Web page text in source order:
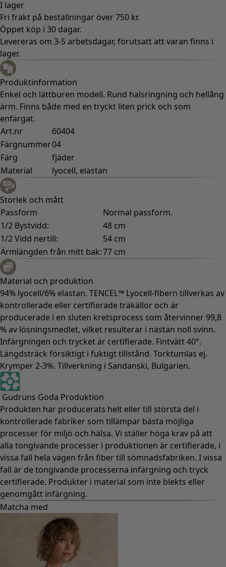
I lager
Fri frakt på beställningar över 750 kr.
Öppet köp i 30 dagar.
Levereras om 3-5 arbetsdagar, förutsatt att varan finns i
lager.
Produktinformation
Enkel och lättburen modell. Rund halsringning och hellång
ärm. Finns både med en tryckt liten prick och som
enfärgat.
Art.nr
60404
Färgnummer04
Färg
fjäder
Material
lyocell, elastan
Storlek och mått
Passform
Normal passform.
1/2 Bystvidd:
48 cm
1/2 Vidd nertill:
54 cm
Ärmlängden från mitt bak:77 cm
Material och produktion
94% lyocell/6% elastan. TENCEL™ Lyocell-fibern tillverkas av
kontrollerade eller certifierade träkällor och är
producerade i en sluten kretsprocess som återvinner 99,8
% av lösningsmedlet, vilket resulterar i nästan noll svinn.
Infärgningen och trycket är certifierade. Fintvätt 40°.
Längdsträck försiktigt i fuktigt tillstånd. Torktumlas ej.
Krymper 2-3%. Tillverkning i Sandanski, Bulgarien.
Gudruns Goda Produktion
Produkten har producerats helt eller till största del i
kontrollerade fabriker som tillämpar bästa möjliga
processer för miljö och hälsa. Vi ställer höga krav på att
alla tongivande processer i produktionen är certifierade, i
vissa fall hela vägen från fiber till sömnadsfabriken. I vissa
fall är de tongivande processerna infärgning och tryck
certifierade. Produkter i material som inte blekts eller
genomgått infärgning.
Matcha med